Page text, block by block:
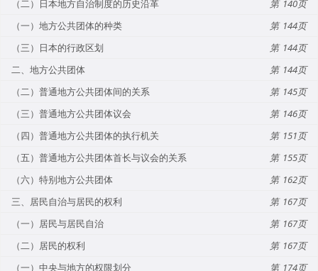
（二）日本地方自治制度的历史沿革
140
（一）地方公共团体的种类
144
（三）日本的行政区划
144
二、地方公共团体
144
（二）普通地方公共团体间的关系
145
（三）普通地方公共团体议会
146
（四）普通地方公共团体的执行机关
151
（五）普通地方公共团体首长与议会的关系
155
（六）特别地方公共团体
162
三、居民自治与居民的权利
167
（一）居民与居民自治
167
（二）居民的权利
167
（一）中央与地方的权限划分
174